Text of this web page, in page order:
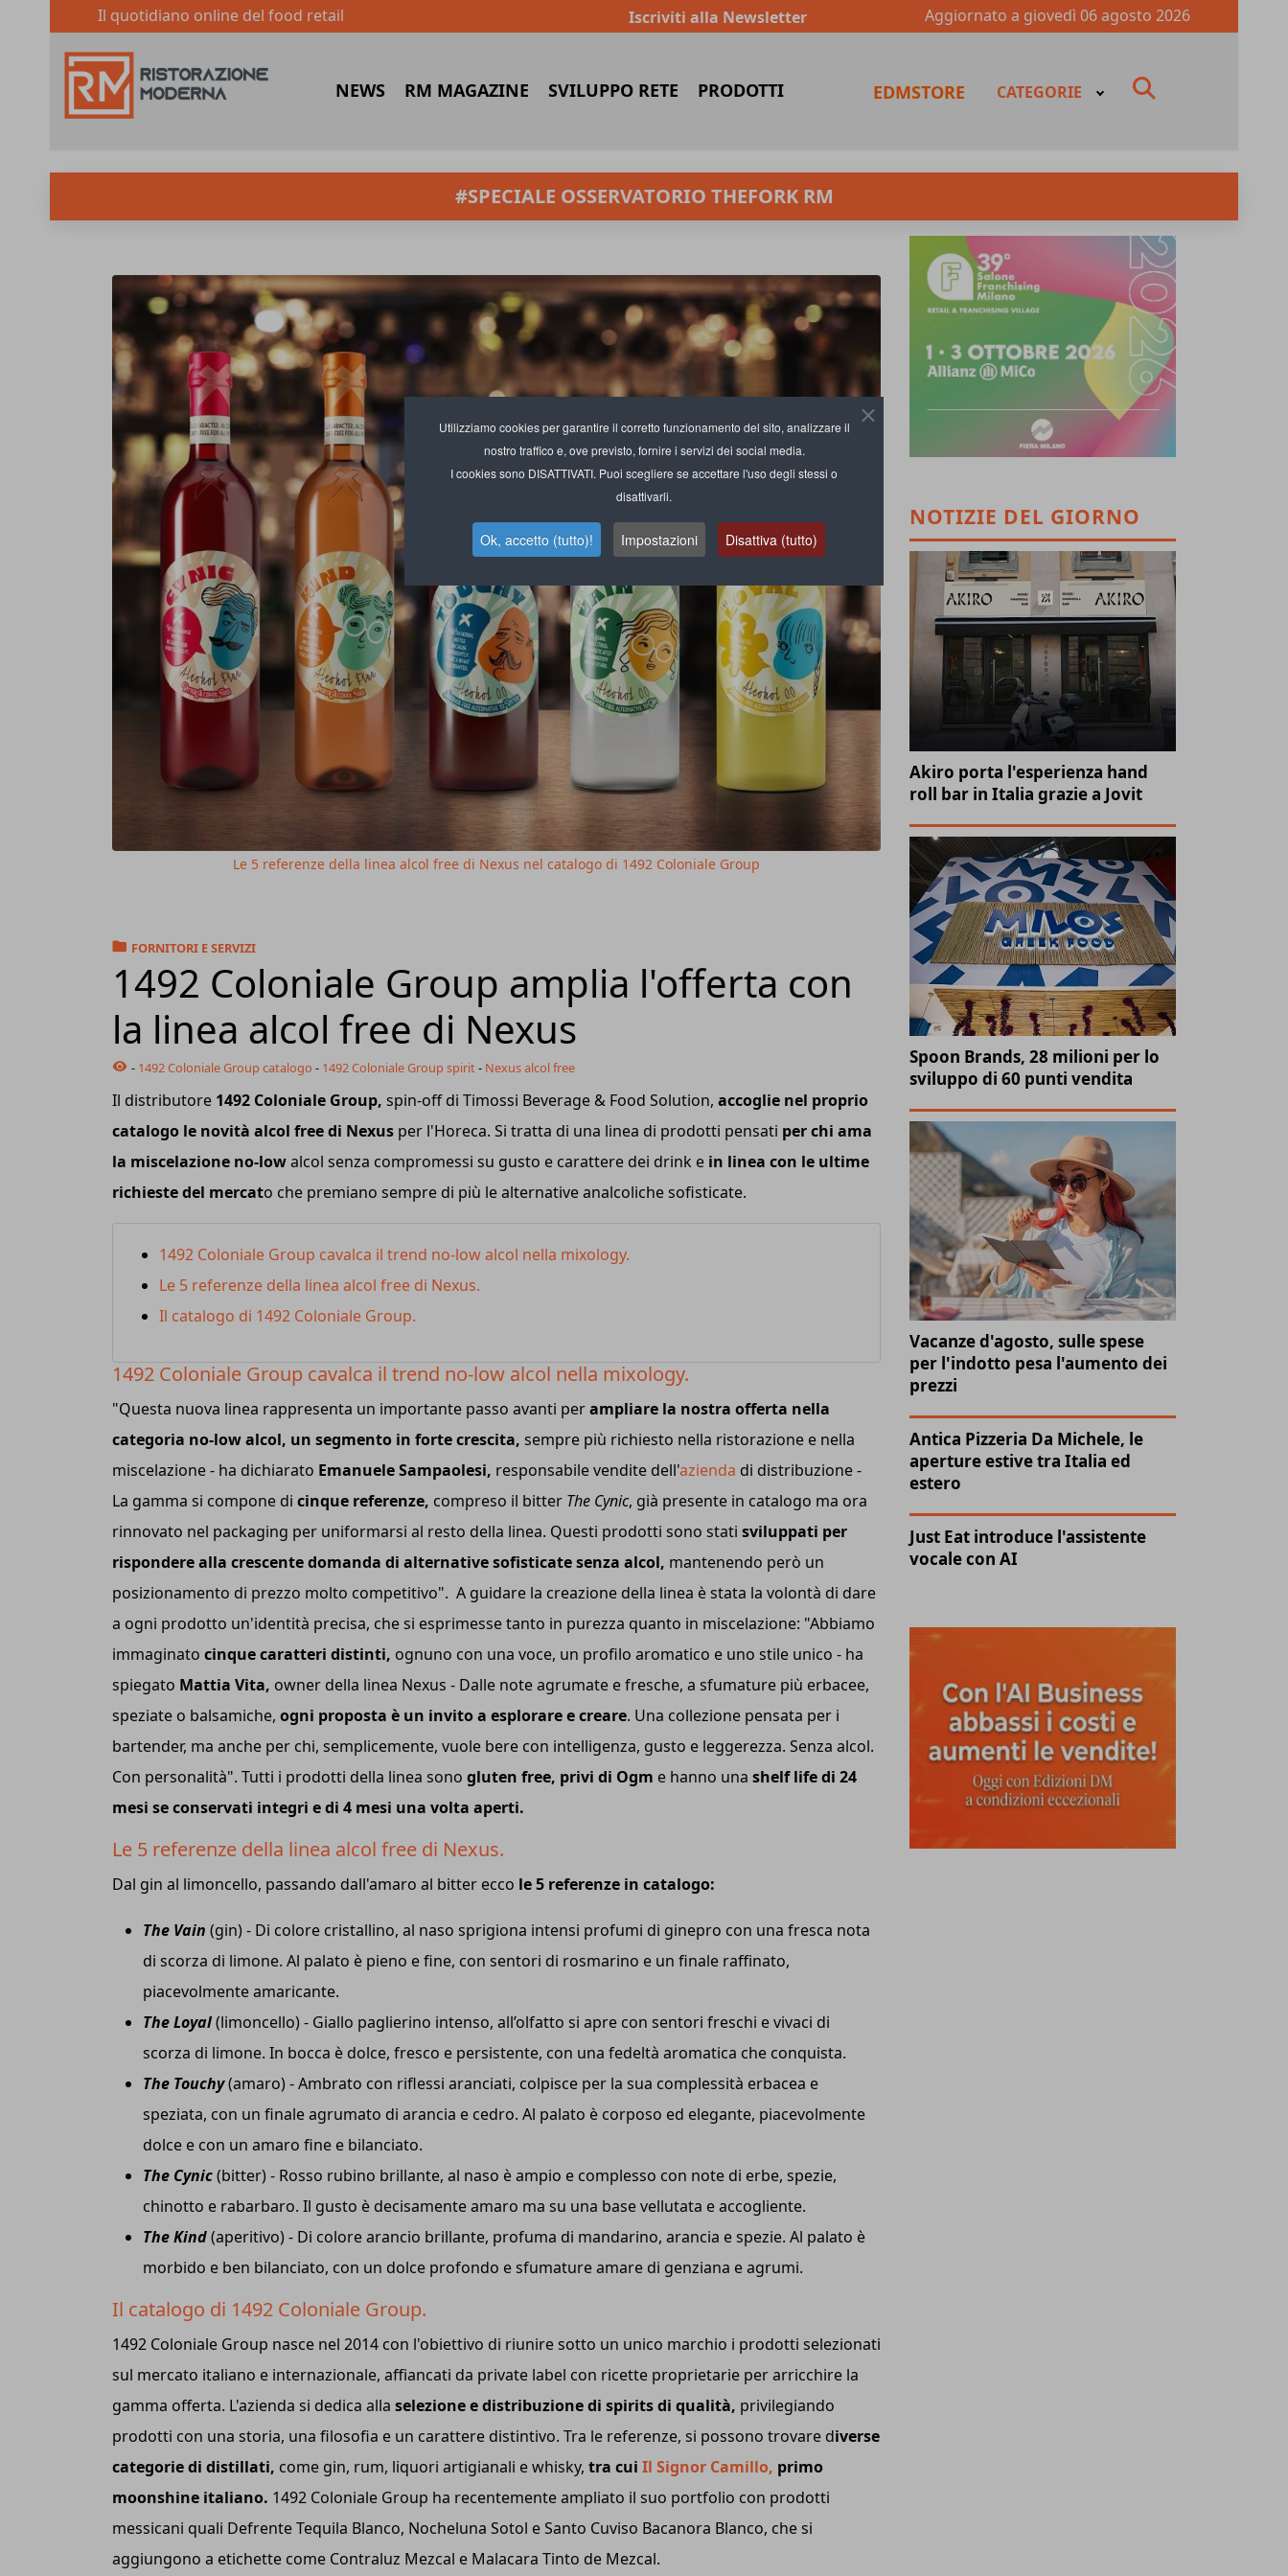
Utilizziamo cookies per garantire il corretto funzionamento del sito, analizzare il
nostro traffico e, ove previsto, fornire i servizi dei social media.
I cookies sono DISATTIVATI. Puoi scegliere se accettare l'uso degli stessi o
disattivarli.
Ok, accetto (tutto)! Impostazioni Disattiva (tutto)
Il quotidiano online del food retail Iscriviti alla Newsletter Aggiornato a giovedì 06 agosto 2026
NEWS RM MAGAZINE SVILUPPO RETE PRODOTTI EDMSTORE CATEGORIE
#SPECIALE OSSERVATORIO THEFORK RM
Le 5 referenze della linea alcol free di Nexus nel catalogo di 1492 Coloniale Group
FORNITORI E SERVIZI
1492 Coloniale Group amplia l'offerta con
la linea alcol free di Nexus
- 1492 Coloniale Group catalogo - 1492 Coloniale Group spirit- Nexus alcol free
Il distributore 1492 Coloniale Group, spin-off di Timossi Beverage & Food Solution, accoglie nel proprio
catalogo le novità alcol free di Nexus per l'Horeca. Si tratta di una linea di prodotti pensati per chi ama
la miscelazione no-lowalcol senza compromessi su gusto e carattere dei drink e in linea con le ultime
richieste del mercato che premiano sempre di più le alternative analcoliche sofisticate.
1492 Coloniale Group cavalca il trend no-low alcol nella mixology.
Le 5 referenze della linea alcol free di Nexus.
Il catalogo di 1492 Coloniale Group.
1492 Coloniale Group cavalca il trend no-low alcol nella mixology.
"Questa nuova linea rappresenta un importante passo avanti perampliare la nostra offerta nella
categoria no-low alcol, un segmento in forte crescita, sempre più richiesto nella ristorazione e nella
miscelazione - ha dichiarato Emanuele Sampaolesi, responsabile vendite dell'azienda di distribuzione -
La gamma si compone di cinque referenze, compreso il bitter The Cynic, già presente in catalogo ma ora
rinnovato nel packaging per uniformarsi al resto della linea. Questi prodotti sono stati sviluppati per
rispondere alla crescente domanda di alternative sofisticate senza alcol, mantenendo però un
posizionamento di prezzo molto competitivo". A guidare la creazione della linea è stata la volontà di dare
a ogni prodotto un'identità precisa, che si esprimesse tanto in purezza quanto in miscelazione: "Abbiamo
immaginato cinque caratteri distinti, ognuno con una voce, un profilo aromatico e uno stile unico - ha
spiegato Mattia Vita, owner della linea Nexus - Dalle note agrumate e fresche, a sfumature più erbacee,
speziate o balsamiche, ogni proposta è un invito a esplorare e creare. Una collezione pensata per i
bartender, ma anche per chi, semplicemente, vuole bere con intelligenza, gusto e leggerezza. Senza alcol.
Con personalità". Tutti i prodotti della linea sono gluten free, privi di Ogm e hanno una shelf life di 24
mesi se conservati integri e di 4 mesi una volta aperti.
Le 5 referenze della linea alcol free di Nexus.
Dal gin al limoncello, passando dall'amaro al bitter ecco le 5 referenze in catalogo:
The Vain (gin) - Di colore cristallino, al naso sprigiona intensi profumi di ginepro con una fresca nota
di scorza di limone. Al palato è pieno e fine, con sentori di rosmarino e un finale raffinato,
piacevolmente amaricante.
The Loyal(limoncello) - Giallo paglierino intenso, all’olfatto si apre con sentori freschi e vivaci di
scorza di limone. In bocca è dolce, fresco e persistente, con una fedeltà aromatica che conquista.
The Touchy(amaro) - Ambrato con riflessi aranciati, colpisce per la sua complessità erbacea e
speziata, con un finale agrumato di arancia e cedro. Al palato è corposo ed elegante, piacevolmente
dolce e con un amaro fine e bilanciato.
The Cynic(bitter) - Rosso rubino brillante, al naso è ampio e complesso con note di erbe, spezie,
chinotto e rabarbaro. Il gusto è decisamente amaro ma su una base vellutata e accogliente.
The Kind(aperitivo) - Di colore arancio brillante, profuma di mandarino, arancia e spezie. Al palato è
morbido e ben bilanciato, con un dolce profondo e sfumature amare di genziana e agrumi.
Il catalogo di 1492 Coloniale Group.
1492 Coloniale Group nasce nel 2014 con l'obiettivo di riunire sotto un unico marchio i prodotti selezionati
sul mercato italiano e internazionale, affiancati da private label con ricette proprietarie per arricchire la
gamma offerta. L'azienda si dedica alla selezione e distribuzione di spirits di qualità, privilegiando
prodotti con una storia, una filosofia e un carattere distintivo. Tra le referenze, si possono trovare diverse
categorie di distillati, come gin, rum, liquori artigianali e whisky, tra cui Il Signor Camillo, primo
moonshine italiano. 1492 Coloniale Group ha recentemente ampliato il suo portfolio con prodotti
messicani quali Defrente Tequila Blanco, Nocheluna Sotol e Santo Cuviso Bacanora Blanco, che si
aggiungono a etichette come Contraluz Mezcal e Malacara Tinto de Mezcal.
NOTIZIE DEL GIORNO
Akiro porta l'esperienza hand
roll bar in Italia grazie a Jovit
Spoon Brands, 28 milioni per lo
sviluppo di 60 punti vendita
Vacanze d'agosto, sulle spese
per l'indotto pesa l'aumento dei
prezzi
Antica Pizzeria Da Michele, le
aperture estive tra Italia ed
estero
Just Eat introduce l'assistente
vocale con AI